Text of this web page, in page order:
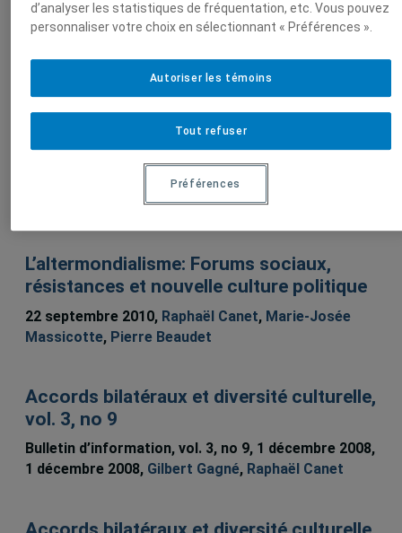
Canet
Sur le même sujet
L’altermondialisme: Forums sociaux,
résistances et nouvelle culture politique
22 septembre 2010, Raphaël Canet, Marie-Josée
Massicotte, Pierre Beaudet
Accords bilatéraux et diversité culturelle,
vol. 3, no 9
Bulletin d’information, vol. 3, no 9, 1 décembre 2008,
1 décembre 2008, Gilbert Gagné, Raphaël Canet
d’analyser les statistiques de fréquentation, etc. Vous pouvez
personnaliser votre choix en sélectionnant « Préférences ».
Tout refuser
Autoriser les témoins
Préférences